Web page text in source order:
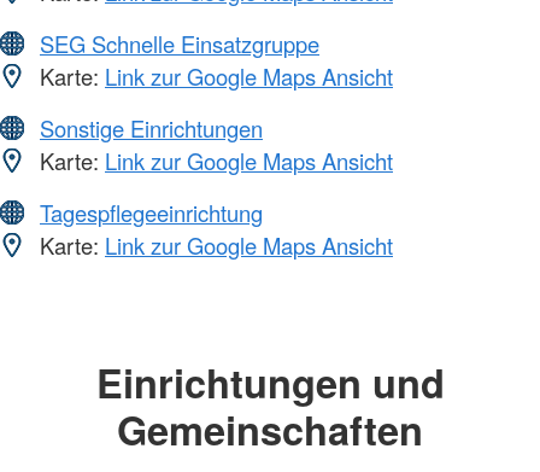
SEG Schnelle Einsatzgruppe
Karte: Link zur Google Maps Ansicht
Sonstige Einrichtungen
Karte: Link zur Google Maps Ansicht
Tagespflegeeinrichtung
Karte: Link zur Google Maps Ansicht
Einrichtungen und
Gemeinschaften